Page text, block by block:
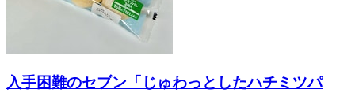
入手困難のセブン「じゅわっとしたハチミツパ